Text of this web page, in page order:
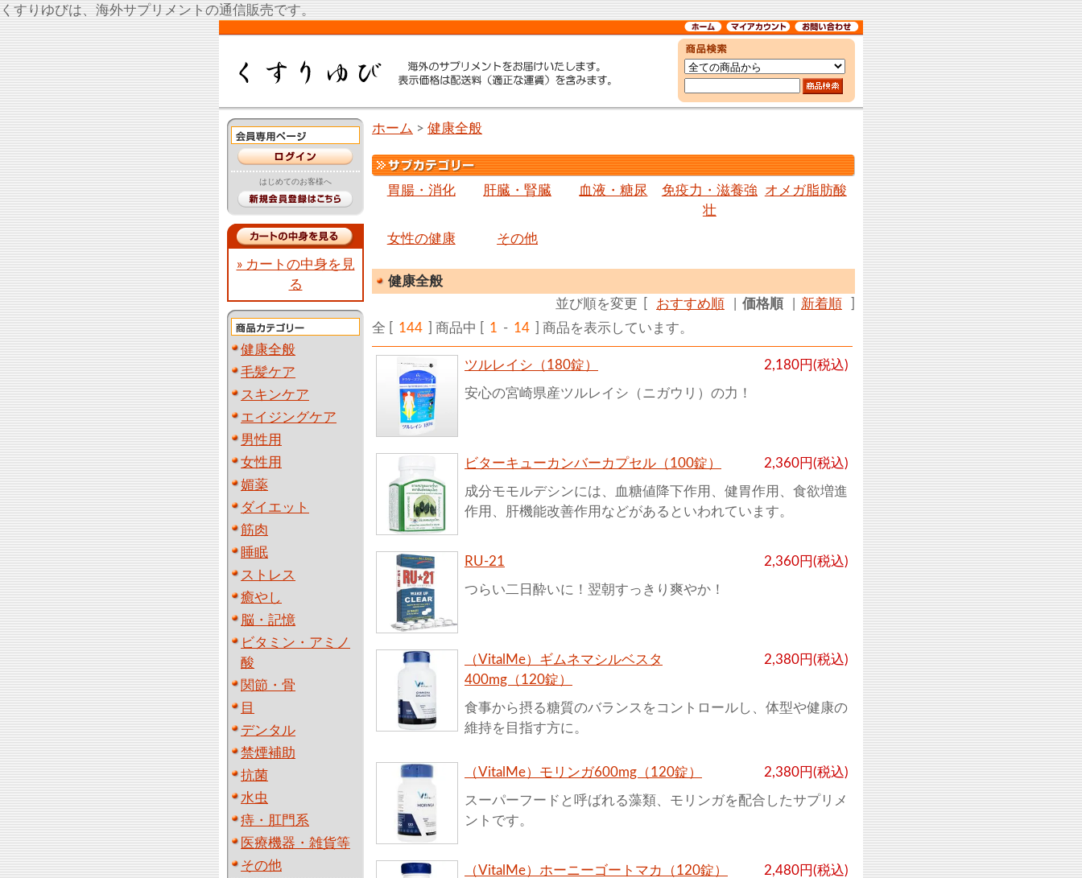
くすりゆびは、海外サプリメントの通信販売です。
はじめてのお客様へ
» カートの中身を見
る
健康全般
毛髪ケア
スキンケア
エイジングケア
男性用
女性用
媚薬
ダイエット
筋肉
睡眠
ストレス
癒やし
脳・記憶
ビタミン・アミノ
酸
関節・骨
目
デンタル
禁煙補助
抗菌
水虫
痔・肛門系
医療機器・雑貨等
その他
ホーム > 健康全般
胃腸・消化 肝臓・腎臓 血液・糖尿
免疫力・滋養強
壮
オメガ脂肪酸
女性の健康 その他
健康全般
並び順を変更
おすすめ順 価格順 新着順
全 [
144 ] 商品中 [ 1 - 14 ] 商品を表示しています。
2,180円(税込)
ツルレイシ（180錠）
安心の宮崎県産ツルレイシ（ニガウリ）の力！
2,360円(税込)
ビターキューカンバーカプセル（100錠）
成分モモルデシンには、血糖値降下作用、健胃作用、食欲増進
作用、肝機能改善作用などがあるといわれています。
2,360円(税込)
RU-21
つらい二日酔いに！翌朝すっきり爽やか！
2,380円(税込)
（VitalMe）ギムネマシルベスタ
400mg（120錠）
食事から摂る糖質のバランスをコントロールし、体型や健康の
維持を目指す方に。
2,380円(税込)
（VitalMe）モリンガ600mg（120錠）
スーパーフードと呼ばれる藻類、モリンガを配合したサプリメ
ントです。
2,480円(税込)
（VitalMe）ホーニーゴートマカ（120錠）